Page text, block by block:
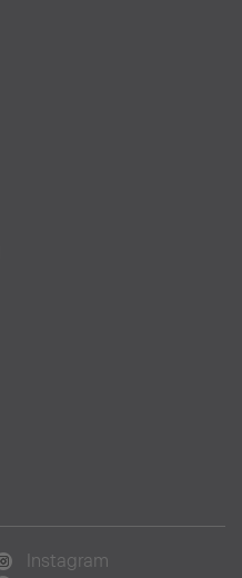
Instagram